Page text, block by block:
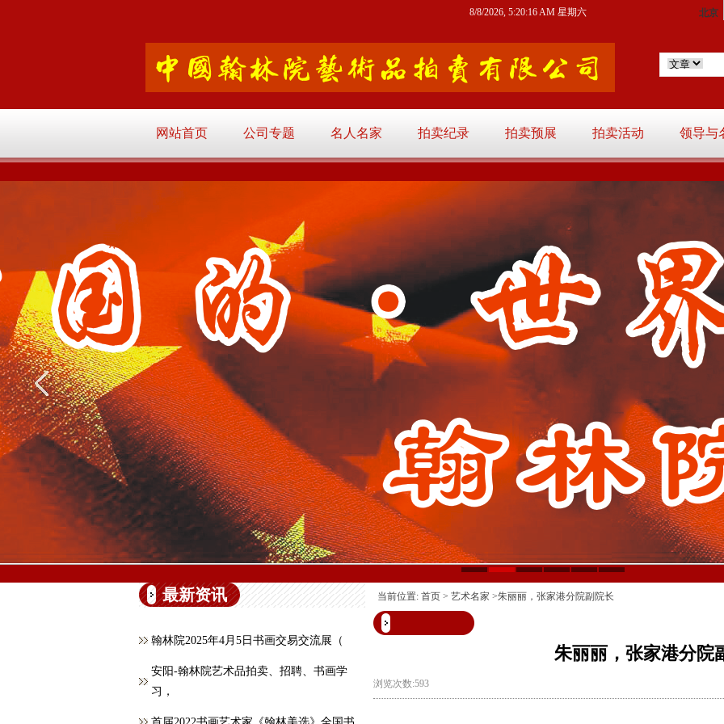
网站首页 公司专题 名人名家 拍卖纪录 拍卖预展 拍卖活动 领导与
8/8/2026, 5:20:18 AM 星期六
最新资讯
翰林院2025年4月5日书画交易交流展（
安阳-翰林院艺术品拍卖、招聘、书画学
习，
当前位置: 首页 > 艺术名家 >朱丽丽，张家港分院副院长
朱丽丽，张家港分院
浏览次数:593